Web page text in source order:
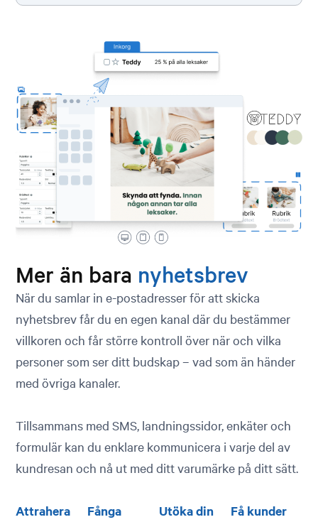
Mer än bara nyhetsbrev
När du samlar in e-postadresser för att skicka
nyhetsbrev får du en egen kanal där du bestämmer
villkoren och får större kontroll över när och vilka
personer som ser ditt budskap – vad som än händer
med övriga kanaler.
Tillsammans med SMS, landningssidor, enkäter och
formulär kan du enklare kommunicera i varje del av
kundresan och nå ut med ditt varumärke på ditt sätt.
Attrahera
Fånga
Utöka din
Få kunder